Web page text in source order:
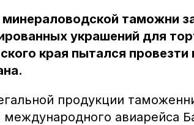
минераловодской таможни
украшений для
края пытался провезти
продукции
авиарейса